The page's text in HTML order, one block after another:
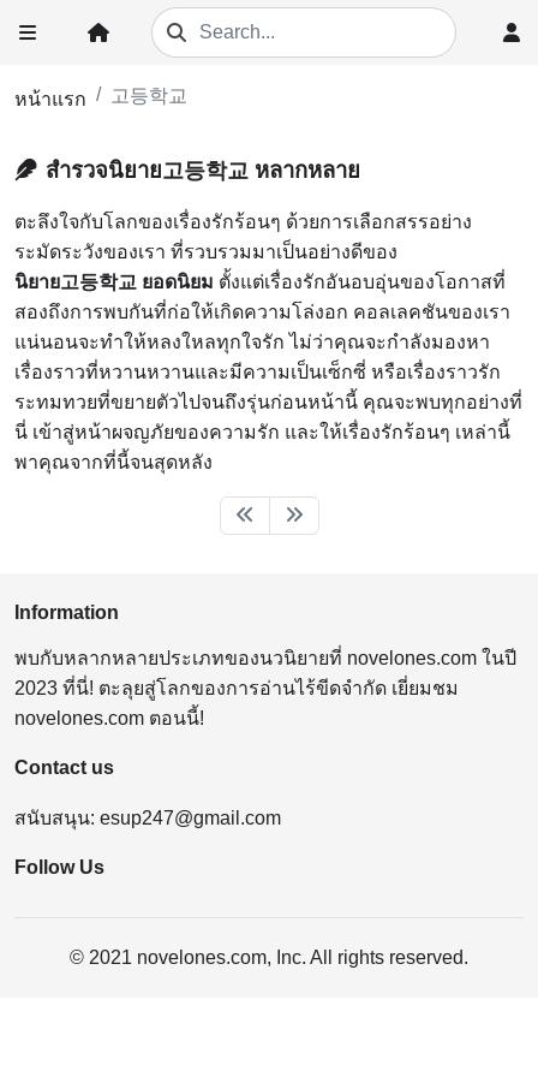
หน้าแรก 고등학교
สำรวจนิยาย고등학교 หลากหลาย
ตะลึงใจกับโลกของเรื่องรักร้อนๆ ด้วยการเลือกสรรอย่าง
ระมัดระวังของเรา ที่รวบรวมมาเป็นอย่างดีของ
นิยาย고등학교 ยอดนิยม ตั้งแต่เรื่องรักอันอบอุ่นของโอกาสที่
สองถึงการพบกันที่ก่อให้เกิดความโล่งอก คอลเลคชันของเรา
แน่นอนจะทำให้หลงใหลทุกใจรัก ไม่ว่าคุณจะกำลังมองหา
เรื่องราวที่หวานหวานและมีความเป็นเซ็กซี่ หรือเรื่องราวรัก
ระทมทวยที่ขยายตัวไปจนถึงรุ่นก่อนหน้านี้ คุณจะพบทุกอย่างที่
นี่ เข้าสู่หน้าผจญภัยของความรัก และให้เรื่องรักร้อนๆ เหล่านี้
พาคุณจากที่นี้จนสุดหลัง
Information
พบกับหลากหลายประเภทของนวนิยายที่ novelones.com ในปี
2023 ที่นี่! ตะลุยสู่โลกของการอ่านไร้ขีดจำกัด เยี่ยมชม
novelones.com ตอนนี้!
Contact us
สนับสนุน: esup247@gmail.com
Follow Us
© 2021 novelones.com, Inc. All rights reserved.